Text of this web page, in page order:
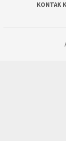
KONTAK